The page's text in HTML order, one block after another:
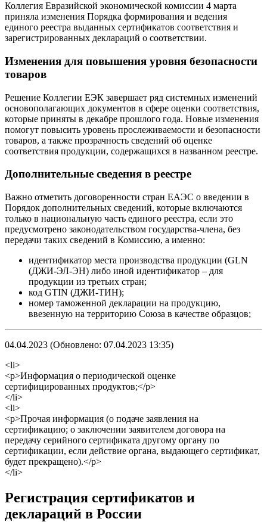
Коллегия Евразийской экономической комиссии 4 марта
приняла изменения Порядка формирования и ведения
единого реестра выданных сертификатов соответствия и
зарегистрированных деклараций о соответствии.
Изменения для повышения уровня безопасности
товаров
Решение Коллегии ЕЭК завершает ряд системных изменений
основополагающих документов в сфере оценки соответствия,
которые приняты в декабре прошлого года. Новые изменения
помогут повысить уровень прослеживаемости и безопасности
товаров, а также прозрачность сведений об оценке
соответствия продукции, содержащихся в названном реестре.
Дополнительные сведения в реестре
Важно отметить договоренности стран ЕАЭС о введении в
Порядок дополнительных сведений, которые включаются
только в национальную часть единого реестра, если это
предусмотрено законодательством государства-члена, без
передачи таких сведений в Комиссию, а именно:
идентификатор места производства продукции (GLN
(ДЖИ-ЭЛ-ЭН) либо иной идентификатор – для
продукции из третьих стран;
код GTIN (ДЖИ-ТИН);
номер таможенной декларации на продукцию,
ввезенную на территорию Союза в качестве образцов;
04.04.2023 (Обновлено: 07.04.2023 13:35)
<li>
<p>Информация о периодической оценке
сертифицированных продуктов;</p>
</li>
<li>
<p>Прочая информация (о подаче заявления на
сертификацию; о заключении заявителем договора на
передачу серийного сертификата другому органу по
сертификации, если действие органа, выдающего сертификат,
будет прекращено).</p>
</li>
Регистрация сертификатов и
деклараций в России